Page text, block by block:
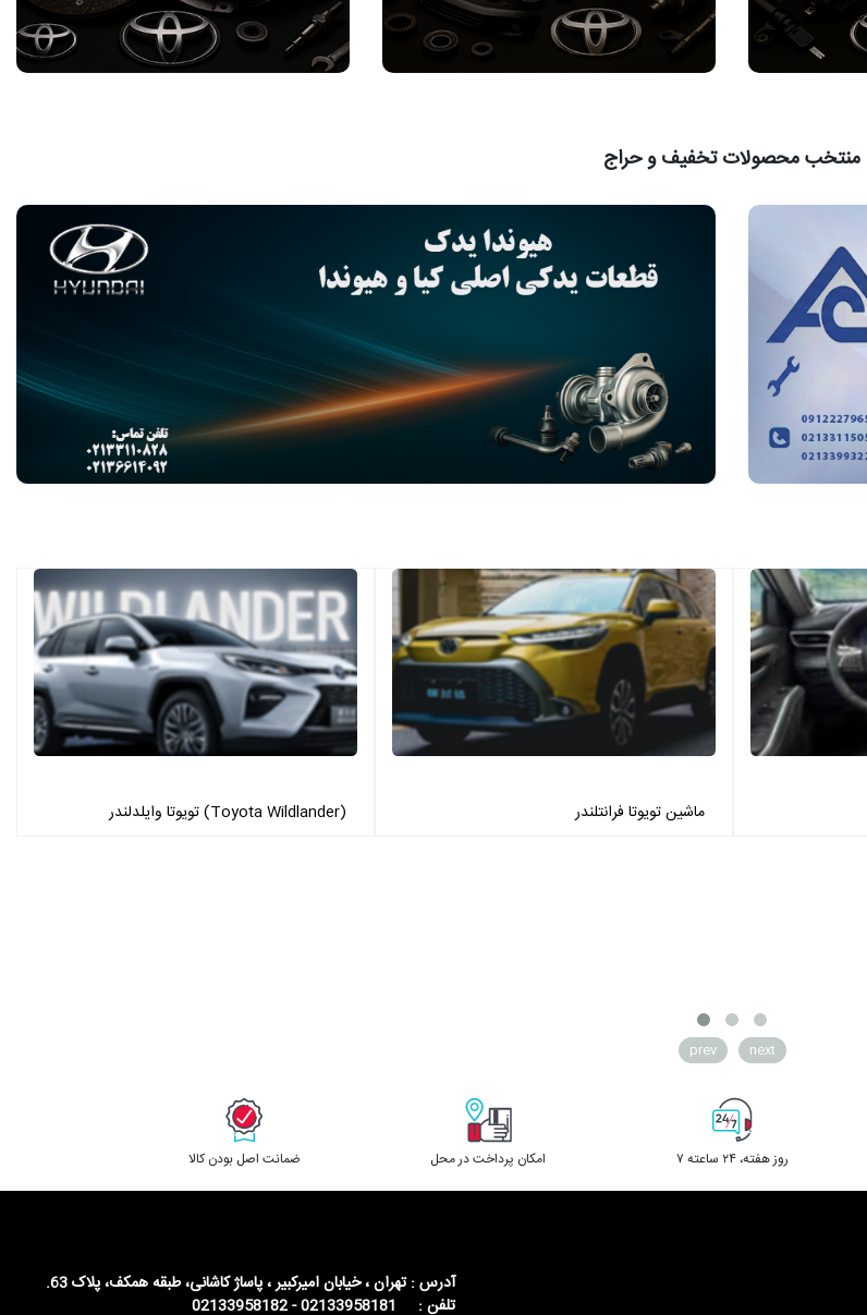
منتخب محصولات تخفیف و حراج
تویوتا وایلدلندر (Toyota Wildlander) ماشین تویوتا فرانتلندر
prev next
ﺿﻤﺎﻧﺖ اﺻﻞ ﺑﻮدن ﮐﺎﻟﺎ امکان پرداخت در محل ۷ روز ﻫﻔﺘﻪ، ۲۴ ﺳﺎﻋﺘﻪ
آدرس : تهران ، خیابان امیرکبیر ، پاساژ کاشانی، طبقه همکف، پلاک 63.
تلفن : 02133958181 - 02133958182